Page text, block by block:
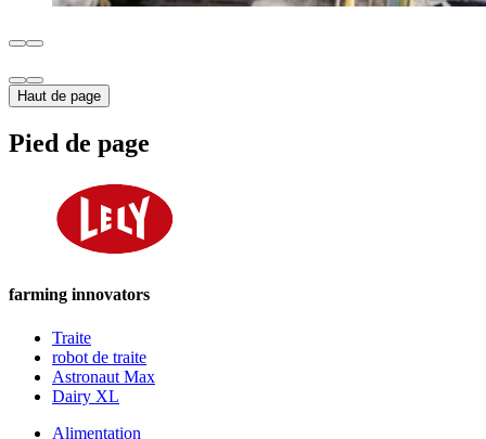
Haut de page
Pied de page
farming innovators
Traite
robot de traite
Astronaut Max
Dairy XL
Alimentation